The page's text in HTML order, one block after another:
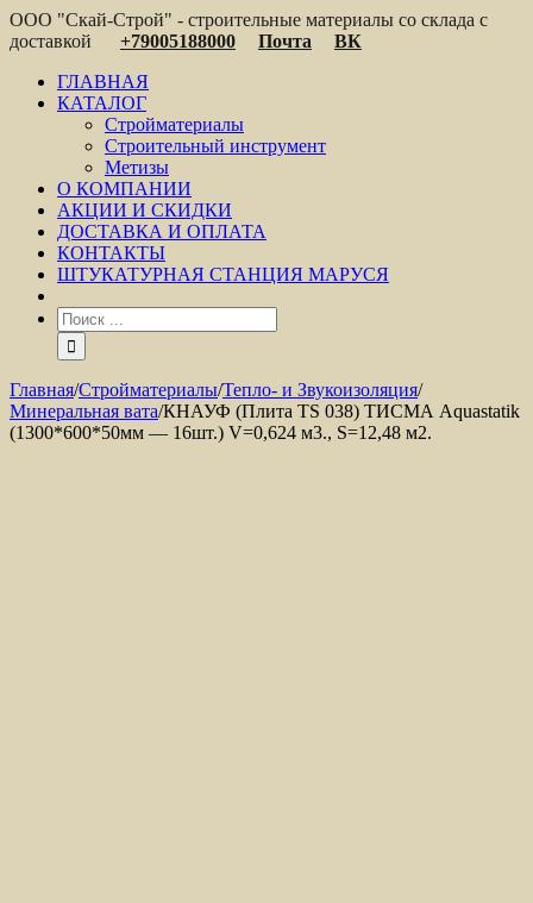
ООО "Скай-Строй" - строительные материалы со склада с
доставкой
+79005188000 Почта
ВК
ГЛАВНАЯ
КАТАЛОГ
Стройматериалы
Строительный инструмент
Метизы
О КОМПАНИИ
АКЦИИ И СКИДКИ
ДОСТАВКА И ОПЛАТА
КОНТАКТЫ
ШТУКАТУРНАЯ СТАНЦИЯ МАРУСЯ
Главная/Стройматериалы/Тепло- и Звукоизоляция/
Минеральная вата/КНАУФ (Плита TS 038) ТИСМА Aquastatik
(1300*600*50мм — 16шт.) V=0,624 м3., S=12,48 м2.